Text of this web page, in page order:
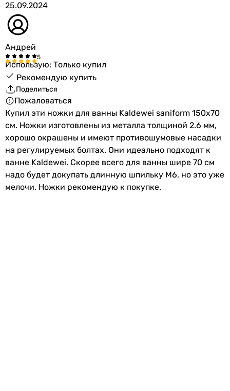
25.09.2024
Андрей
Использую: Только купил
Рекомендую купить
Поделиться
Пожаловаться
Купил эти ножки для ванны Kaldewei saniform 150x70
см. Ножки изготовлены из металла толщиной 2.6 мм,
хорошо окрашены и имеют противошумовые насадки
на регулируемых болтах. Они идеально подходят к
ванне Kaldewei. Скорее всего для ванны шире 70 см
надо будет докупать длинную шпильку М6, но это уже
мелочи. Ножки рекомендую к покупке.